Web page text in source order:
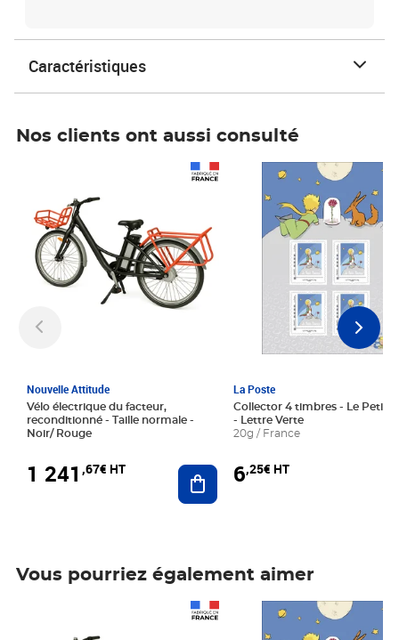
Caractéristiques
Nos clients ont aussi consulté
Nouvelle Attitude
Vélo électrique du facteur,
reconditionné - Taille normale -
Noir/ Rouge
1 241 ,67€ HT Ajouter au panier
La Poste
Collector 4 timbres - Le Petit
- Lettre Verte
20g / France
6,25€ HT
Prix 6,25€ HT
Vous pourriez également aimer
Prix 6,25€ HT